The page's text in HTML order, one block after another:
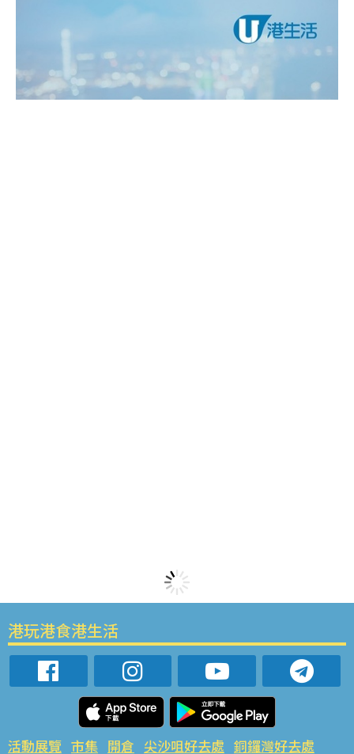
港玩港食港生活
活動展覽 市集 開倉 尖沙咀好去處 銅鑼灣好去處